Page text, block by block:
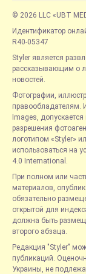
© 2026 LLC «UBT
Идентификатор
R40-05347
Styler является
рассказывающим о
новостей.
Фотографии,
правообладателям.
Images,
разрешения
логотипом «Styler»
использоваться на
4.0 International.
При полном или
материалов,
обязательно
открытой для
должна быть
второго абзаца.
Редакция "Styler"
публикаций.
Украины, не